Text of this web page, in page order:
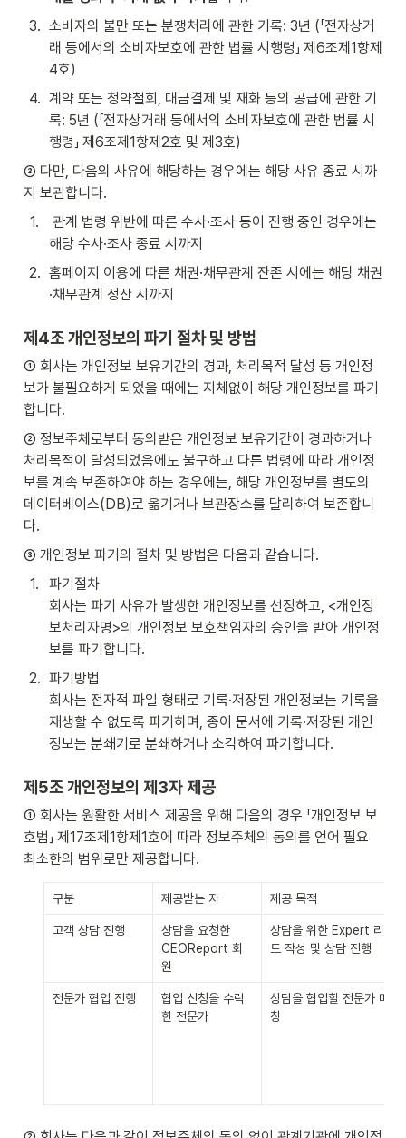
3. 소비자의 불만 또는 분쟁처리에 관한 기록: 3년 (「전자상거
래 등에서의 소비자보호에 관한 법률 시행령」 제6조제1항제
4호)
4. 계약 또는 청약철회, 대금결제 및 재화 등의 공급에 관한 기
록: 5년 (「전자상거래 등에서의 소비자보호에 관한 법률 시
행령」 제6조제1항제2호 및 제3호)
③ 다만, 다음의 사유에 해당하는 경우에는 해당 사유 종료 시까
지 보관합니다.
1.
해당 수사·조사 종료 시까지
2. 홈페이지 이용에 따른 채권·채무관계 잔존 시에는 해당 채권
·채무관계 정산 시까지
제4조 개인정보의 파기 절차 및 방법
① 회사는 개인정보 보유기간의 경과, 처리목적 달성 등 개인정
보가 불필요하게 되었을 때에는 지체없이 해당 개인정보를 파기
합니다.
② 정보주체로부터 동의받은 개인정보 보유기간이 경과하거나
처리목적이 달성되었음에도 불구하고 다른 법령에 따라 개인정
보를 계속 보존하여야 하는 경우에는, 해당 개인정보를 별도의
데이터베이스(DB)로 옮기거나 보관장소를 달리하여 보존합니
다.
③ 개인정보 파기의 절차 및 방법은 다음과 같습니다.
1.
파기절차
회사는 파기 사유가 발생한 개인정보를 선정하고, <개인정
보처리자명>의 개인정보 보호책임자의 승인을 받아 개인정
보를 파기합니다.
2. 파기방법
회사는 전자적 파일 형태로 기록·저장된 개인정보는 기록을
재생할 수 없도록 파기하며, 종이 문서에 기록·저장된 개인
정보는 분쇄기로 분쇄하거나 소각하여 파기합니다.
제5조 개인정보의 제3자 제공
① 회사는 원활한 서비스 제공을 위해 다음의 경우 「개인정보 보
호법」 제17조제1항제1호에 따라 정보주체의 동의를 얻어 필요
최소한의 범위로만 제공합니다.
구분 제공받는 자 제공 목적
고객 상담 진행
상담을 요청한
CEOReport 회
원
상담을 위한 Expert 리포
트 작성 및 상담 진행
전문가 협업 진행
협업 신청을 수락
한 전문가
상담을 협업할 전문가 매
칭